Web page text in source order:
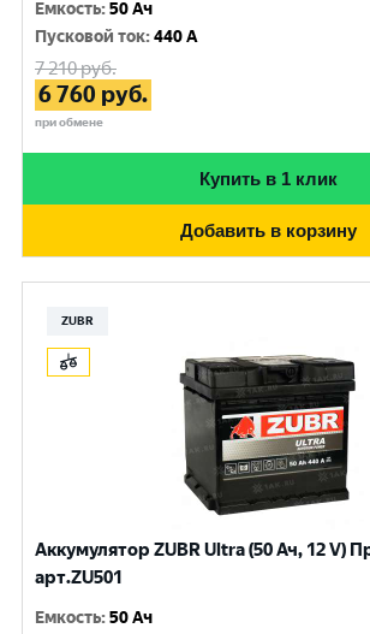
Емкость:50 Ач
Пусковой ток:440 A
7 210руб.
6 760 руб.
при обмене
Купить в 1 клик
Добавить в корзину
ZUBR
Аккумулятор ZUBR Ultra (50 Ач, 12 V)
арт.ZU501
Емкость:50 Ач